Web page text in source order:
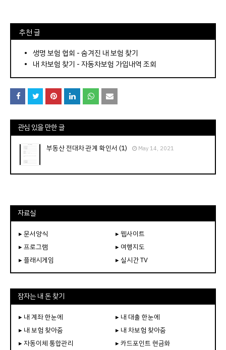
⠀추천 글
⠀­­­­­­­­؜؜؜؜­­­­­­­­؜؜؜؜• 생명 보험 협회 - 숨겨진 내 보험 찾기
내 차보험 찾기 - 자동차보험 가입내역 조회
관심 있을 만한 글
부동산 전대차 관계 확인서 (1) May 14, 2021
자료실
▸ 문서양식
▸ 웹사이트
▸ 프로그램
▸ 여행지도
▸ 플래시게임
▸ 실시간 TV
잠자는 내 돈 찾기
▸ 내 계좌 한눈에
▸ 내 대출 한눈에
▸ 내 보험 찾아줌
▸ 내 차보험 찾아줌
▸ 자동이체 통합관리
▸ 카드포인트 현금화